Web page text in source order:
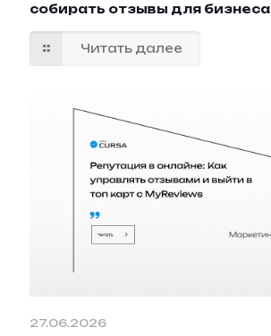
собирать отзывы для бизнеса
Читать далее
27.06.2026